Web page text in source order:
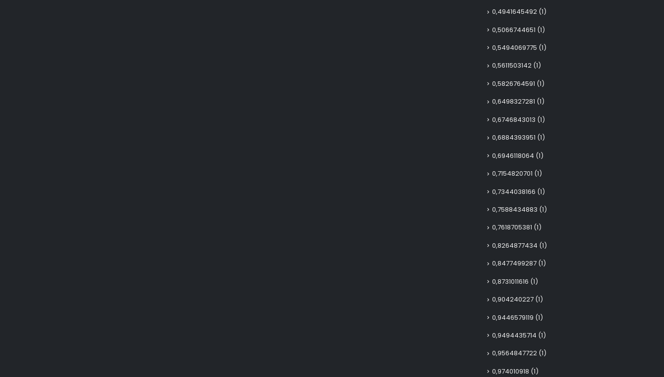
0,4941645492 (1)
0,5066744651 (1)
0,5494069775 (1)
0,5611503142 (1)
0,5826764591 (1)
0,6498327281 (1)
0,6746843013 (1)
0,6884393951 (1)
0,6946118064 (1)
0,7154820701 (1)
0,7344038166 (1)
0,7588434883 (1)
0,7618705381 (1)
0,8264877434 (1)
0,8477499287 (1)
0,8731011616 (1)
0,904240227 (1)
0,9446579119 (1)
0,9494435714 (1)
0,9564847722 (1)
0,974010918 (1)